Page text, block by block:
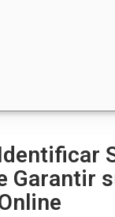
Garantir